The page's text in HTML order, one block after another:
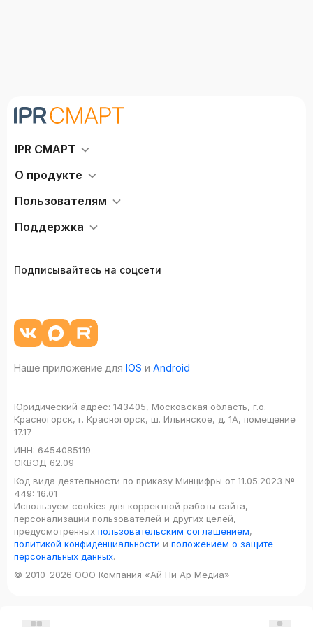
IPR СМАРТ
О продукте
Пользователям
Поддержка
Подписывайтесь на соцсети
Наше приложение для IOS и Android
Юридический адрес: 143405, Московская область, г.о.
Красногорск, г. Красногорск, ш. Ильинское, д. 1А, помещение
17.17
ИНН: 6454085119
ОКВЭД 62.09
Код вида деятельности по приказу Минцифры от 11.05.2023 №
449: 16.01
Используем cookies для корректной работы сайта,
персонализации пользователей и других целей,
предусмотренных пользовательским соглашением,
политикой конфиденциальности и положением о защите
персональных данных.
© 2010-2026 ООО Компания «Ай Пи Ар Медиа»